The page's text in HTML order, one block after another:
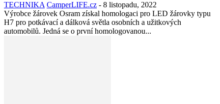
TECHNIKA CamperLIFE.cz - 8 listopadu, 2022
Výrobce žárovek Osram získal homologaci pro LED žárovky typu
H7 pro potkávací a dálková světla osobních a užitkových
automobilů. Jedná se o první homologovanou...